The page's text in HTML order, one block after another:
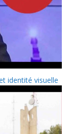
identité visuelle